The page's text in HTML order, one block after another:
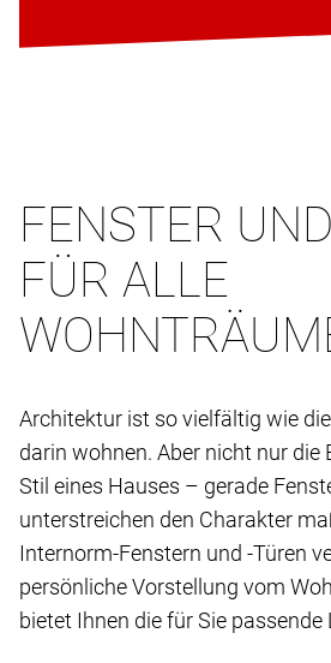
FENSTER
FÜR ALLE
Architektur ist so vielfältig wie
darin wohnen. Aber nicht nur die
Stil eines Hauses – gerade
unterstreichen den Charakter
Internorm-Fenstern und -Türen
persönliche Vorstellung vom
bietet Ihnen die für Sie passende